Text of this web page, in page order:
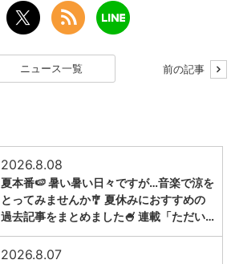
ニュース一覧 前の記事
2026.8.08
夏本番🍉 暑い暑い日々ですが…音楽で涼を
とってみませんか🎐 夏休みにおすすめの
過去記事をまとめました🍧 連載「ただい…
2026.8.07